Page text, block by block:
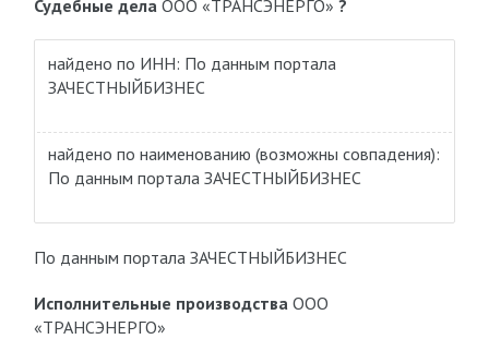
Судебные делаООО «ТРАНСЭНЕРГО» ?
найдено по ИНН: По данным портала
ЗАЧЕСТНЫЙБИЗНЕС
найдено по наименованию (возможны совпадения):
По данным портала ЗАЧЕСТНЫЙБИЗНЕС
По данным портала ЗАЧЕСТНЫЙБИЗНЕС
Исполнительные производстваООО
«ТРАНСЭНЕРГО»